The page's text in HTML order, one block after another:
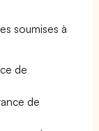
soumises à
de
de